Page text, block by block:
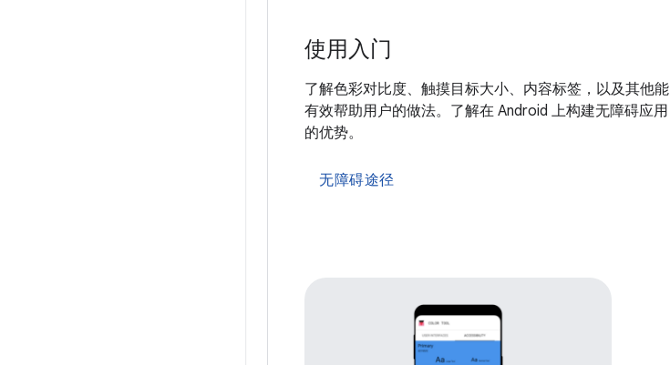
使用入门
了解色彩对比度、触摸目标大小、内容标签，以及其他能
有效帮助用户的做法。了解在 Android 上构建无障碍应用
的优势。
无障碍途径